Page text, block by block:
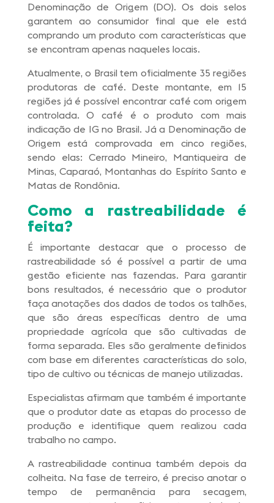
Denominação de Origem (DO). Os dois selos
garantem ao consumidor final que ele está
comprando um produto com características que
se encontram apenas naqueles locais.
Atualmente, o Brasil tem oficialmente 35 regiões
produtoras de café. Deste montante, em 15
regiões já é possível encontrar café com origem
controlada. O café é o produto com mais
indicação de IG no Brasil. Já a Denominação de
Origem está comprovada em cinco regiões,
sendo elas: Cerrado Mineiro, Mantiqueira de
Minas, Caparaó, Montanhas do Espírito Santo e
Matas de Rondônia.
Como a rastreabilidade é
feita?
É importante destacar que o processo de
rastreabilidade só é possível a partir de uma
gestão eficiente nas fazendas. Para garantir
bons resultados, é necessário que o produtor
faça anotações dos dados de todos os talhões,
que são áreas específicas dentro de uma
propriedade agrícola que são cultivadas de
forma separada. Eles são geralmente definidos
com base em diferentes características do solo,
tipo de cultivo ou técnicas de manejo utilizadas.
Especialistas afirmam que também é importante
que o produtor date as etapas do processo de
produção e identifique quem realizou cada
trabalho no campo.
A rastreabilidade continua também depois da
colheita. Na fase de terreiro, é preciso anotar o
tempo de permanência para secagem,